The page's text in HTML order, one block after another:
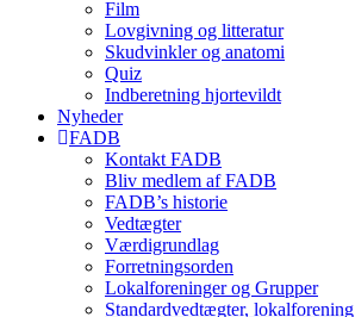
Film
Lovgivning og litteratur
Skudvinkler og anatomi
Quiz
Indberetning hjortevildt
Nyheder
FADB
Kontakt FADB
Bliv medlem af FADB
FADB’s historie
Vedtægter
Værdigrundlag
Forretningsorden
Lokalforeninger og Grupper
Standardvedtægter, lokalforening